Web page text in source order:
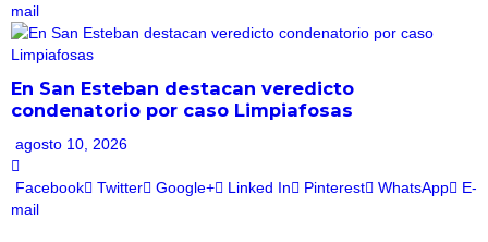
mail
En San Esteban destacan veredicto
condenatorio por caso Limpiafosas
agosto 10, 2026
Facebook Twitter Google+ Linked In Pinterest WhatsApp
E-
mail